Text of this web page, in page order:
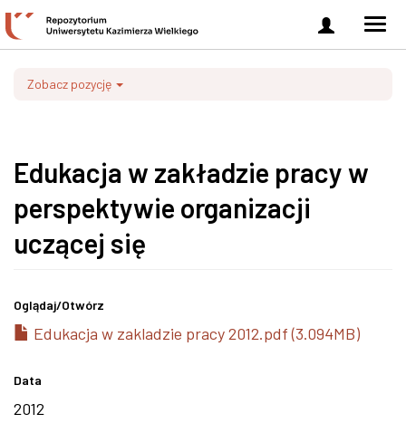
Zaloguj
się
Zobacz pozycję
Edukacja w zakładzie pracy w
perspektywie organizacji
uczącej się
Oglądaj/Otwórz
Edukacja w zakladzie pracy 2012.pdf (3.094MB)
Data
2012